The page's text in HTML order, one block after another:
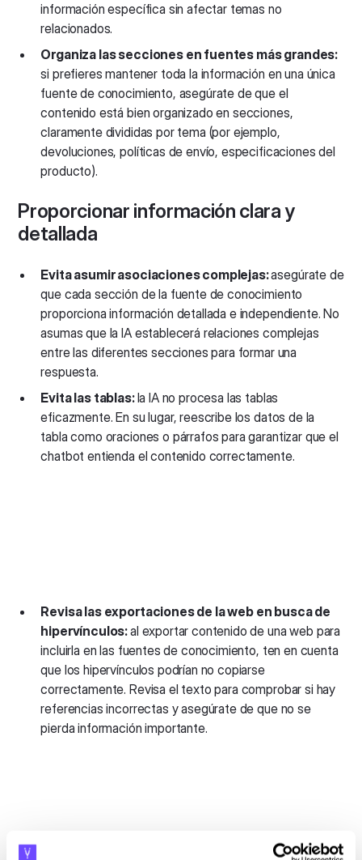
información específica sin afectar temas no
relacionados.
Organiza las secciones en fuentes más grandes:
si prefieres mantener toda la información en una única
fuente de conocimiento, asegúrate de que el
contenido está bien organizado en secciones,
claramente divididas por tema (por ejemplo,
devoluciones, políticas de envío, especificaciones del
producto).
Proporcionar información clara y
detallada
Evita asumir asociaciones complejas:asegúrate de
que cada sección de la fuente de conocimiento
proporciona información detallada e independiente. No
asumas que la IA establecerá relaciones complejas
entre las diferentes secciones para formar una
respuesta.
Evita las tablas:la IA no procesa las tablas
eficazmente. En su lugar, reescribe los datos de la
tabla como oraciones o párrafos para garantizar que el
chatbot entienda el contenido correctamente.
Revisa las exportaciones de la web en busca de
hipervínculos:al exportar contenido de una web para
incluirla en las fuentes de conocimiento, ten en cuenta
que los hipervínculos podrían no copiarse
correctamente. Revisa el texto para comprobar si hay
referencias incorrectas y asegúrate de que no se
pierda información importante.